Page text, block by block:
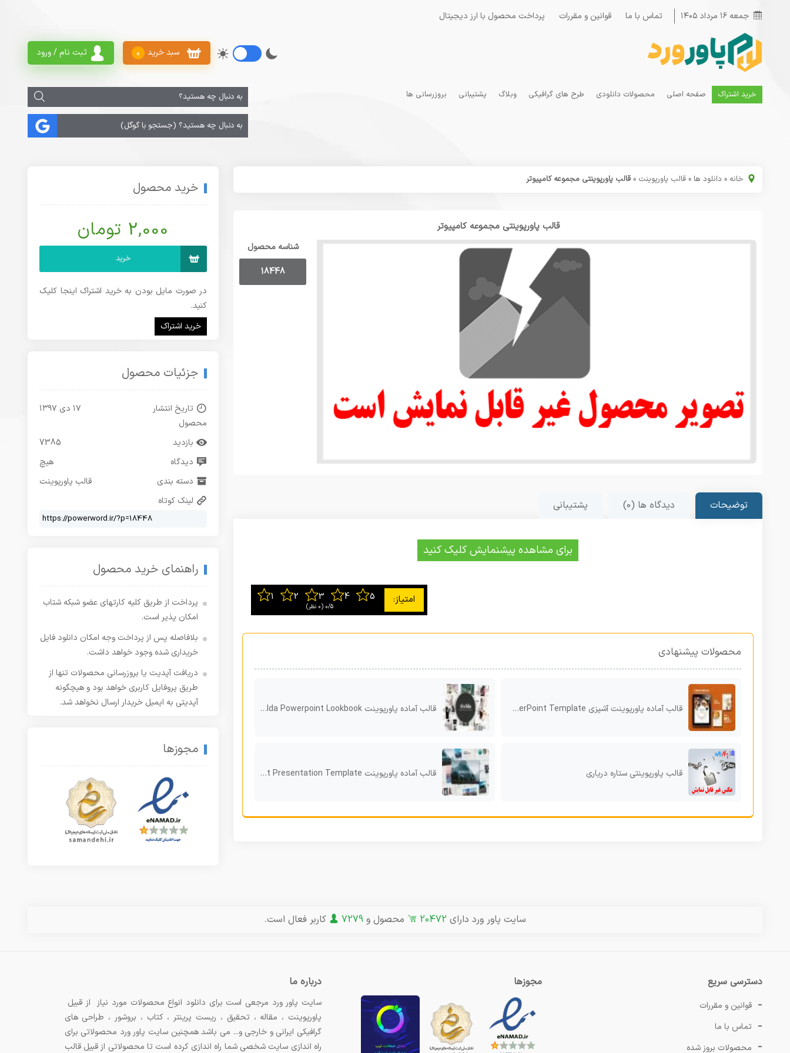
جمعه ۱۶ مرداد ۱۴۰۵ تماس با ما قوانین و مقررات پرداخت محصول با ارز دیجیتال
ثبت نام / ورود سبد خرید 0
خرید اشتراک صفحه اصلی محصولات دانلودی طرح های گرافیکی وبلاگ پشتیبانی بروزرسانی ها
خانه » دانلود ها » قالب پاورپوینت » قالب پاورپوینتی مجموعه کامپیوتر
قالب پاورپوینتی مجموعه کامپیوتر
شناسه محصول
18448
توضیحات دیدگاه ها (0) پشتیبانی
برای مشاهده پیشنمایش کلیک کنید
0/5 ‫(0 نظر)
محصولات پیشنهادی
قالب آماده پاورپوینت آشپزی Recipe Book PowerPoint Template قالب آماده پاورپوینت Alvilda Powerpoint Lookbook
قالب پاورپوینتی ستاره دریاری قالب آماده پاورپوینت Kanzalea Powerpoint Presentation Template
خرید محصول
2,000 تومان
خرید
در صورت مایل بودن به خرید اشتراک اینجا کلیک
کنید.
خرید اشتراک
جزئیات محصول
تاریخ انتشار
محصول
۱۷ دی ۱۳۹۷
بازدید
7385
دیدگاه
هیچ
دسته بندی
قالب پاورپوینت
لینک کوتاه
راهنمای خرید محصول
پرداخت از طریق کلیه کارتهای عضو شبکه شتاب
امکان پذیر است.
بلافاصله پس از پرداخت وجه امکان دانلود فایل
خریداری شده وجود خواهد داشت.
دریافت آپدیت یا بروزرسانی محصولات تنها از
طریق پروفایل کاربری خواهد بود و هیچگونه
آپدیتی به ایمیل خریدار ارسال نخواهد شد.
مجوزها
سایت پاور ورد دارای 20472 محصول و 7279 کاربر فعال است.
دسترسی سریع
قوانین و مقررات
تماس با ما
محصولات بروز شده
مجوزها درباره ما
سایت پاور ورد مرجعی است برای دانلود انواع محصولات مورد نیاز از قبیل
پاورپوینت ، مقاله ، تحقیق ، ریست پرینتر ، کتاب ، بروشور ، طراحی های
گرافیکی ایرانی و خارجی و... می باشد همچنین سایت پاور ورد محصولاتی برای
راه اندازی سایت شخصی شما راه اندازی کرده است تا محصولاتی از قبیل قالب